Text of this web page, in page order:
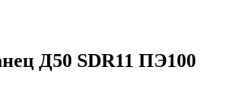
Д50 SDR11 ПЭ100